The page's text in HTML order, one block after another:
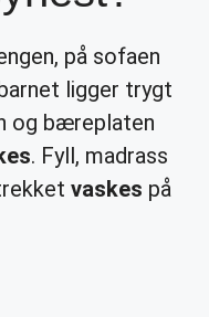
på sofaen
ligger trygt
og bæreplaten
. Fyll, madrass
vaskes på